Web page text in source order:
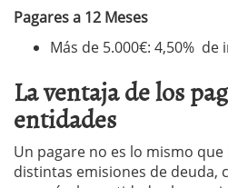
Pagares a 12 Meses
Más de 5.000€: 4,50% de
La ventaja de los
entidades
Un pagare no es lo mismo
distintas emisiones de deuda,